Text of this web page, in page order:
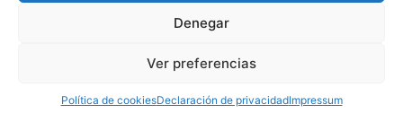
Denegar
Ver preferencias
Política de cookiesDeclaración de privacidadImpressum
derechos reservados